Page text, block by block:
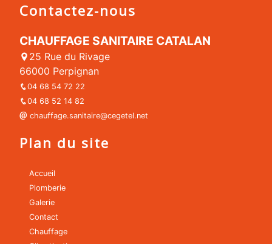
Contactez-nous
CHAUFFAGE SANITAIRE CATALAN
25 Rue du Rivage
66000 Perpignan
04 68 54 72 22
04 68 52 14 82
chauffage.sanitaire@cegetel.net
Plan du site
Accueil
Plomberie
Galerie
Contact
Chauffage